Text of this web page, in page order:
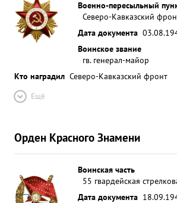
Военно-пересыльный
Северо-Кавказский
Дата документа
Воинское звание
гв. генерал-майор
Кто наградил Северо-Кавказский фронт
Ещё
Орден Красного Знамени
Воинская часть
55 гвардейская
Дата документа